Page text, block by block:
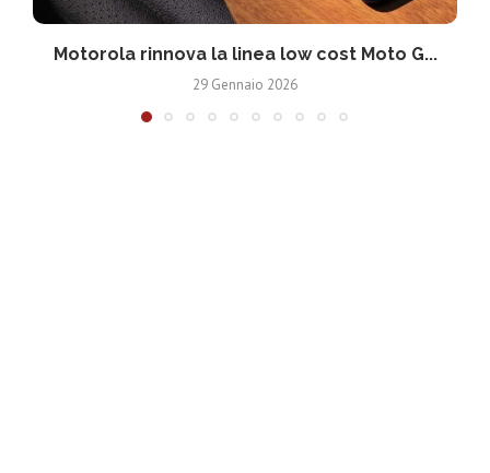
Motorola rinnova la linea low cost Moto G...
29 Gennaio 2026